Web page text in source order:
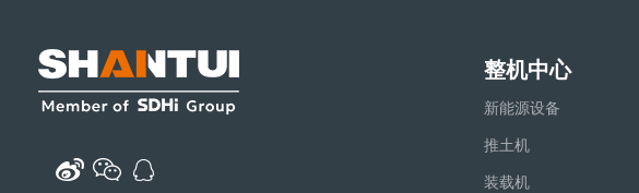
整机中心
新能源设备
推土机
装载机